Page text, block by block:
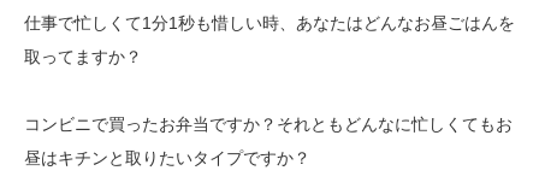
仕事で忙しくて1分1秒も惜しい時、あなたはどんなお昼ごはんを
取ってますか？
コンビニで買ったお弁当ですか？それともどんなに忙しくてもお
昼はキチンと取りたいタイプですか？